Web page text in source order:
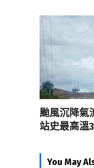
颱風沉降
站史最高溫
You May